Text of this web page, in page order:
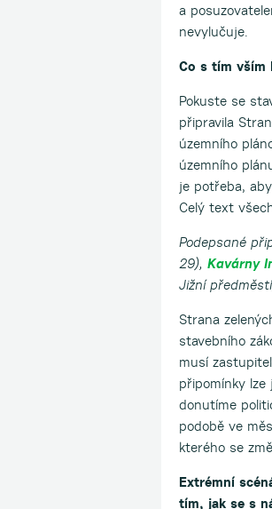
a
nevylučuje.
Co s tím vším
Pokuste se
připravila
územního
územního
je potřeba,
Celý text
Podepsané
29), Kavárny
Jižní
Strana
stavebního
musí
připomínky
donutíme
podobě ve
kterého se
Extrémní
tím, jak se s